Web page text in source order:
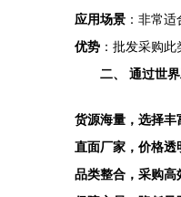
应用场景 ：非常
优势 ：批发采购
二、 通过世
货源海量，选择丰
直面厂家，价格透
品类整合，采购高